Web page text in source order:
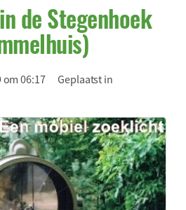
de Stegenhoek
06:17
Geplaatst in